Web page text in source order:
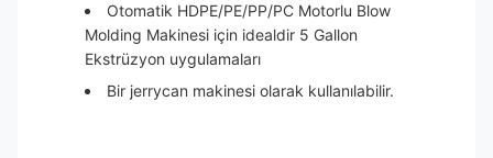
Otomatik HDPE/PE/PP/PC Motorlu Blow
Molding Makinesi için idealdir 5 Gallon
Ekstrüzyon uygulamaları
Bir jerrycan makinesi olarak kullanılabilir.